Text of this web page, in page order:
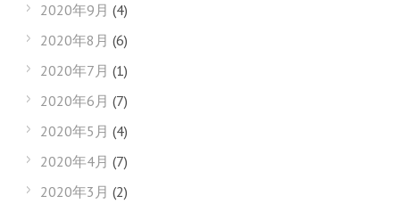
2020年9月 (4)
2020年8月 (6)
2020年7月 (1)
2020年6月 (7)
2020年5月 (4)
2020年4月 (7)
2020年3月 (2)